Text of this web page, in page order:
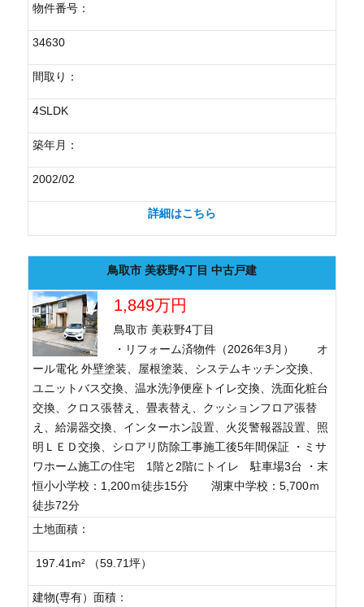
物件番号：
34630
間取り：
4SLDK
築年月：
2002/02
詳細はこちら
鳥取市 美萩野4丁目 中古戸建
1,849万円
鳥取市 美萩野4丁目
・リフォーム済物件（2026年3月） オ
ール電化 外壁塗装、屋根塗装、システムキッチン交換、
ユニットバス交換、温水洗浄便座トイレ交換、洗面化粧台
交換、クロス張替え、畳表替え、クッションフロア張替
え、給湯器交換、インターホン設置、火災警報器設置、照
明ＬＥＤ交換、シロアリ防除工事施工後5年間保証 ・ミサ
ワホーム施工の住宅 1階と2階にトイレ 駐車場3台 ・末
恒小小学校：1,200ｍ徒歩15分 湖東中学校：5,700ｍ
徒歩72分
土地面積：
197.41m² （59.71坪）
建物(専有）面積：